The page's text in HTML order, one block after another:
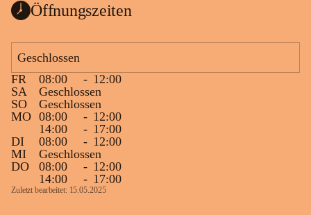
Öffnungszeiten
Geschlossen
FR
08:00 - 12:00
SA
Geschlossen
SO
Geschlossen
MO 08:00 - 12:00
14:00
- 17:00
DI
08:00 - 12:00
MI
Geschlossen
DO
08:00 - 12:00
14:00
- 17:00
Zuletzt bearbeitet: 15.05.2025